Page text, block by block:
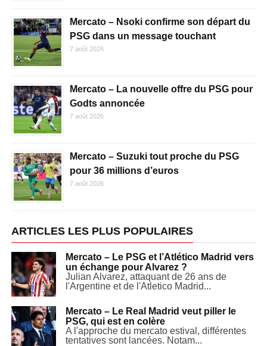
Mercato – Nsoki confirme son départ du
PSG dans un message touchant
7 août 2026
Mercato – La nouvelle offre du PSG pour
Godts annoncée
7 août 2026
Mercato – Suzuki tout proche du PSG
pour 36 millions d’euros
7 août 2026
ARTICLES LES PLUS POPULAIRES
Mercato – Le PSG et l’Atlético Madrid vers
un échange pour Alvarez ?
Julian Alvarez, attaquant de 26 ans de
l'Argentine et de l'Atletico Madrid...
Mercato – Le Real Madrid veut piller le
PSG, qui est en colère
A l'approche du mercato estival, différentes
tentatives sont lancées. Notam...